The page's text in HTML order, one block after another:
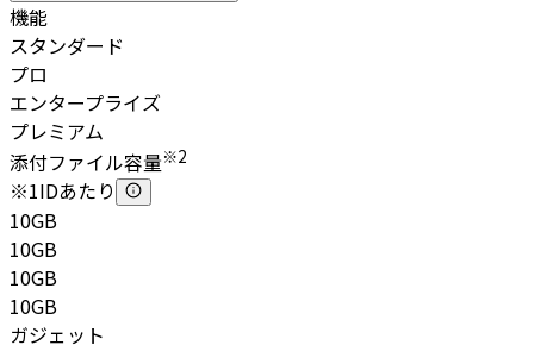
機能
スタンダード
プロ
エンタープライズ
プレミアム
添付ファイル容量※2
※1IDあたり
10GB
10GB
10GB
10GB
ガジェット